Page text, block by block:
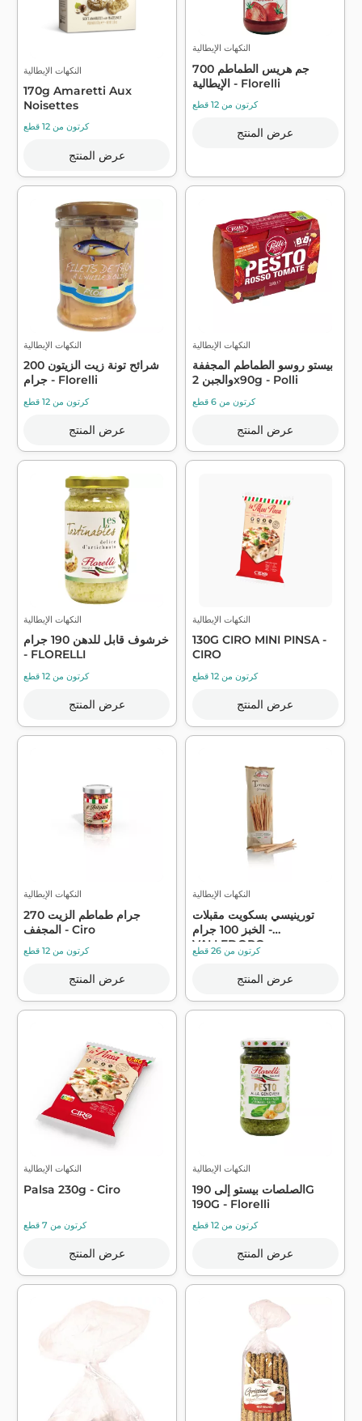
النكهات الإيطالية
170g Amaretti Aux
Noisettes
كرتون من 12 قطع
عرض المنتج
النكهات الإيطالية
700 جم هريس الطماطم
الإيطالية - Florelli
كرتون من 12 قطع
عرض المنتج
النكهات الإيطالية
شرائح تونة زيت الزيتون 200
جرام - Florelli
كرتون من 12 قطع
عرض المنتج
النكهات الإيطالية
بيستو روسو الطماطم المجففة
والجبن 2x90g - Polli
كرتون من 6 قطع
عرض المنتج
النكهات الإيطالية
خرشوف قابل للدهن 190 جرام
- FLORELLI
كرتون من 12 قطع
عرض المنتج
النكهات الإيطالية
130G CIRO MINI PINSA -
CIRO
كرتون من 12 قطع
عرض المنتج
النكهات الإيطالية
270 جرام طماطم الزيت
المجفف - Ciro
كرتون من 12 قطع
عرض المنتج
النكهات الإيطالية
تورينيسي بسكويت مقبلات
الخبز 100 جرام -
VALLEDORO
كرتون من 26 قطع
عرض المنتج
النكهات الإيطالية
Palsa 230g - Ciro
كرتون من 7 قطع
عرض المنتج
النكهات الإيطالية
الصلصات بيستو إلى 190G
190G - Florelli
كرتون من 12 قطع
عرض المنتج